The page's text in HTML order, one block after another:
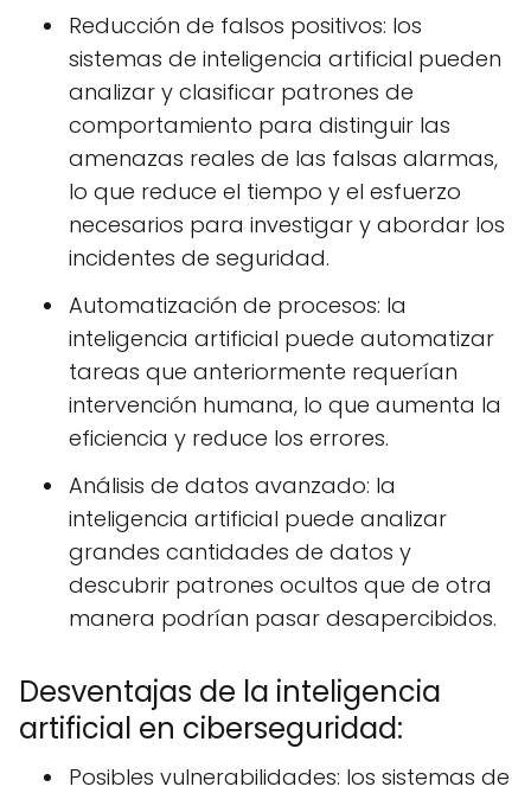
Reducción de falsos positivos: los
sistemas de inteligencia artificial pueden
analizar y clasificar patrones de
comportamiento para distinguir las
amenazas reales de las falsas alarmas,
lo que reduce el tiempo y el esfuerzo
necesarios para investigar y abordar los
incidentes de seguridad.
Automatización de procesos: la
inteligencia artificial puede automatizar
tareas que anteriormente requerían
intervención humana, lo que aumenta la
eficiencia y reduce los errores.
Análisis de datos avanzado: la
inteligencia artificial puede analizar
grandes cantidades de datos y
descubrir patrones ocultos que de otra
manera podrían pasar desapercibidos.
Desventajas de la inteligencia
artificial en ciberseguridad:
Posibles vulnerabilidades: los sistemas de